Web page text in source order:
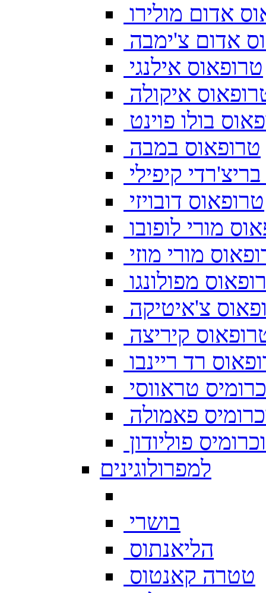
אדום מולירו
אדום צ'ימבה
טרופאוס אילנגי
איקולה
בולו פוינט
טרופאוס במבה
קיפילי
טרופאוס דובויזי
מורי לופובו
מורי מוזי
מפולונגו
צ'איטיקה
קיריצה
רד ריינבו
טראווסי
פאמולה
פוליודון
למפרולוגינים
בושרי
הליאנתוס
טטרה קאנטוס